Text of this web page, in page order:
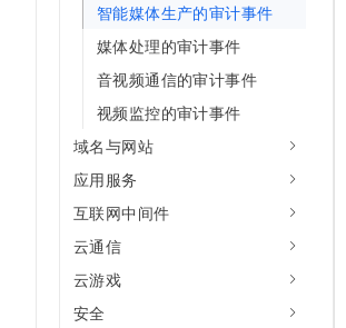
智能媒体生产的审计事件
媒体处理的审计事件
音视频通信的审计事件
视频监控的审计事件
域名与网站
应用服务
互联网中间件
云通信
云游戏
安全
迁移与运维管理
专有云